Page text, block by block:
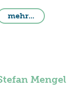
mehr...
Mengel